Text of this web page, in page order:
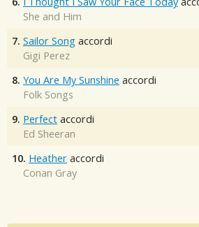
She and Him
7. Sailor Song accordi
Gigi Perez
8. You Are My Sunshine accordi
Folk Songs
9. Perfect accordi
Ed Sheeran
10. Heather accordi
Conan Gray